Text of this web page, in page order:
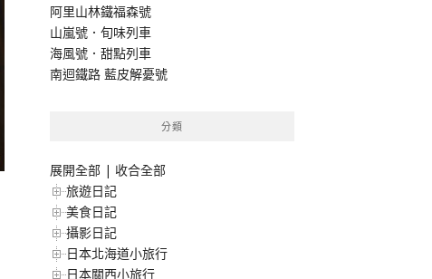
阿里山林鐵福森號
山嵐號．旬味列車
海風號．甜點列車
南迴鐵路 藍皮解憂號
分類
展開全部 | 收合全部
旅遊日記
美食日記
攝影日記
日本北海道小旅行
日本關西小旅行